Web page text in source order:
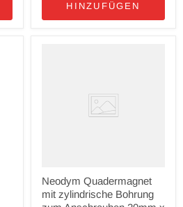
HINZUFÜGEN
Neodym Quadermagnet
mit zylindrische Bohrung